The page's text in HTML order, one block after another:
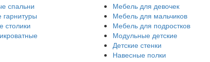
спальни
столики
Мебель для девочек
Мебель для мальчиков
Мебель для подростков
Модульные детские
Детские стенки
Навесные полки